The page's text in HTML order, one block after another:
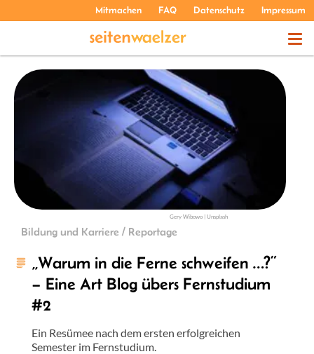
Mitmachen FAQ Datenschutz Impressum
THEMEN
PODCASTS
ÜBER UNS
Gery Wibowo | Unsplash
Bildung und Karriere / Reportage
„Warum in die Ferne schweifen …?“
– Eine Art Blog übers Fernstudium
#2
Ein Resümee nach dem ersten erfolgreichen
Semester im Fernstudium.